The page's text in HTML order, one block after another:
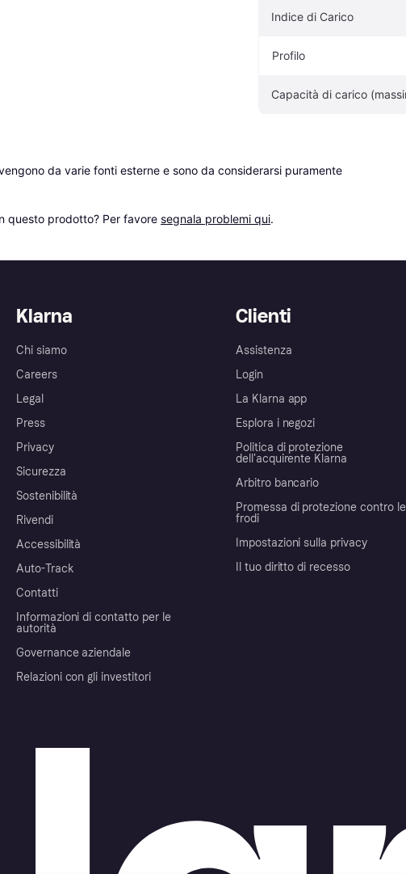
Indice di Carico
Profilo
Capacità di carico
da varie fonti esterne e sono da considerarsi puramente
questo prodotto? Per favore segnala problemi qui.
Klarna
Chi siamo
Careers
Legal
Press
Privacy
Sicurezza
Sostenibilità
Rivendi
Accessibilità
Auto-Track
Contatti
Informazioni di contatto per le
autorità
Governance aziendale
Relazioni con gli investitori
Clienti
Assistenza
Login
La Klarna app
Esplora i negozi
Politica di protezione
dell'acquirente Klarna
Arbitro bancario
Promessa di protezione contro le
frodi
Impostazioni sulla privacy
Il tuo diritto di recesso